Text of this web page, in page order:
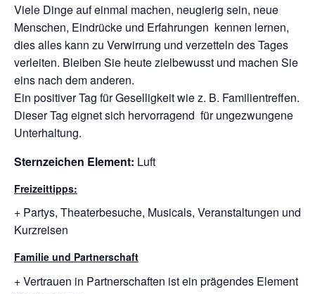
Viele Dinge auf einmal machen, neugierig sein, neue
Menschen, Eindrücke und Erfahrungen kennen lernen,
dies alles kann zu Verwirrung und verzetteln des Tages
verleiten. Bleiben Sie heute zielbewusst und machen Sie
eins nach dem anderen.
Ein positiver Tag für Geselligkeit wie z. B. Familientreffen.
Dieser Tag eignet sich hervorragend für ungezwungene
Unterhaltung.
Sternzeichen Element: Luft
Freizeittipps:
+ Partys, Theaterbesuche, Musicals, Veranstaltungen und
Kurzreisen
Familie und Partnerschaft
+ Vertrauen in Partnerschaften ist ein prägendes Element